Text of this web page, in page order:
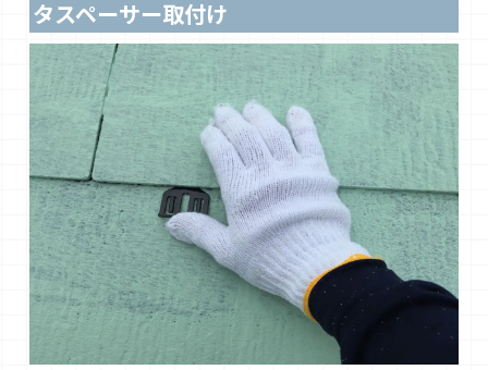
タスペーサー取付け